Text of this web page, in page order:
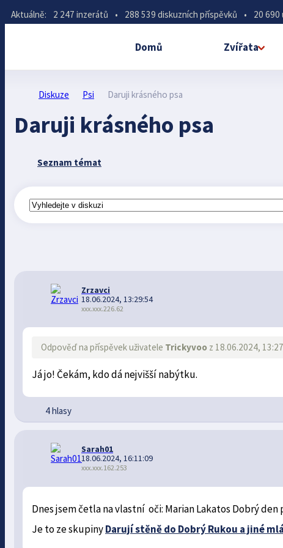
Aktuálně: 2 247 inzerátů • 288 539 diskuzních příspěvků • 20 690
Domů Zvířata
Diskuze Psi Daruji krásného psa
Daruji krásného psa
Seznam témat
Zrzavci
18.06.2024, 13:29:54
xxx.xxx.226.62
Odpověď na příspěvek uživatele Trickyvoo z 18.06.2024,
Já jo! Čekám, kdo dá nejvišší nabýtku.
4 hlasy
Sarah01
18.06.2024, 16:11:09
xxx.xxx.162.253
Dnes jsem četla na vlastní oči: Marian Lakatos Dobrý
Je to ze skupinyDarují stěně do Dobrý Rukou a jiné